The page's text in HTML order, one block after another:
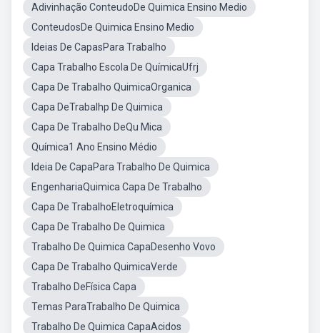
Adivinhação ConteudoDe Quimica Ensino Medio
ConteudosDe Quimica Ensino Medio
Ideias De CapasPara Trabalho
Capa Trabalho Escola De QuímicaUfrj
Capa De Trabalho QuimicaOrganica
Capa DeTrabalhp De Quimica
Capa De Trabalho DeQu Mica
Química1 Ano Ensino Médio
Ideia De CapaPara Trabalho De Quimica
EngenhariaQuimica Capa De Trabalho
Capa De TrabalhoEletroquímica
Capa De Trabalho De Quimica
Trabalho De Quimica CapaDesenho Vovo
Capa De Trabalho QuimicaVerde
Trabalho DeFísica Capa
Temas ParaTrabalho De Quimica
Trabalho De Quimica CapaAcidos